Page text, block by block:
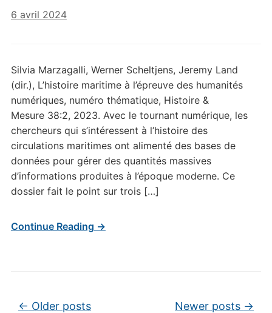
6 avril 2024
Silvia Marzagalli, Werner Scheltjens, Jeremy Land
(dir.), L’histoire maritime à l’épreuve des humanités
numériques, numéro thématique, Histoire &
Mesure 38:2, 2023. Avec le tournant numérique, les
chercheurs qui s’intéressent à l’histoire des
circulations maritimes ont alimenté des bases de
données pour gérer des quantités massives
d’informations produites à l’époque moderne. Ce
dossier fait le point sur trois […]
Continue Reading →
Post navigation
← Older posts Newer posts →